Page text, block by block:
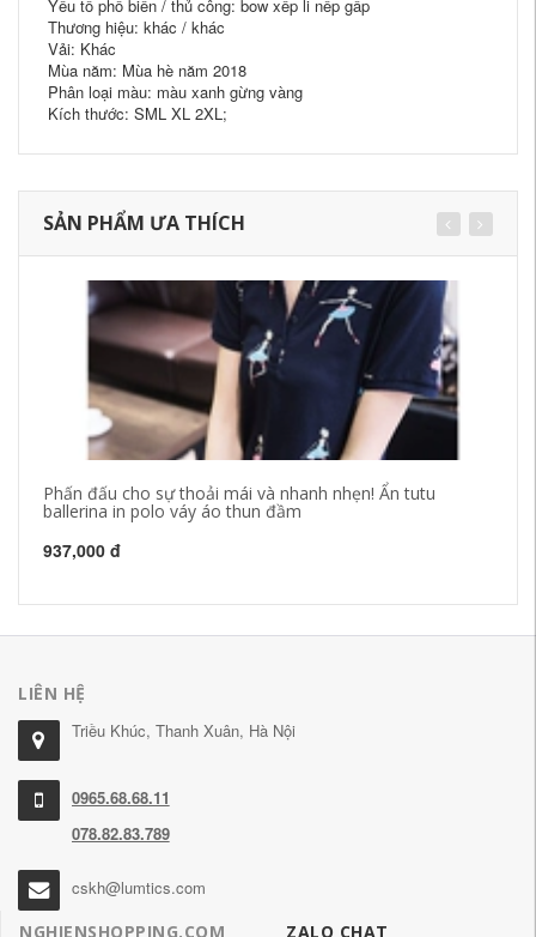
Yếu tố phổ biến / thủ công: bow xếp li nếp gấp
Thương hiệu: khác / khác
Vải: Khác
Mùa năm: Mùa hè năm 2018
Phân loại màu: màu xanh gừng vàng
Kích thước: SML XL 2XL;
SẢN PHẨM ƯA THÍCH
Phấn đấu cho sự thoải mái và nhanh nhẹn! Ẩn tutu
ballerina in polo váy áo thun đầm
937,000 đ
LIÊN HỆ
Triều Khúc, Thanh Xuân, Hà Nội
0965.68.68.11
078.82.83.789
cskh@lumtics.com
NGHIENSHOPPING.COM
ZALO CHAT